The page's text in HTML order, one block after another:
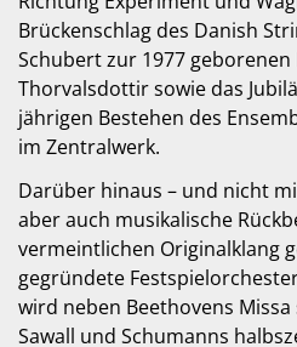
Brückenschlag des Danish
Schubert zur 1977
Thorvalsdottir sowie das
jährigen Bestehen des
im Zentralwerk.
Darüber hinaus – und nicht
aber auch musikalische
vermeintlichen Originalklang
gegründete
wird neben Beethovens
Sawall und Schumanns